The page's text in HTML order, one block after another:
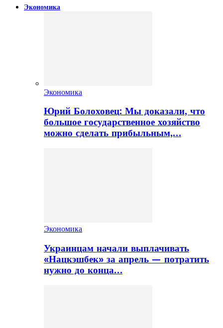
Экономика
Экономика
Юрий Болоховец: Мы доказали, что
большое государственное хозяйство
можно сделать прибыльным,…
Экономика
Украинцам начали выплачивать
«Нацкэшбек» за апрель — потратить
нужно до конца…